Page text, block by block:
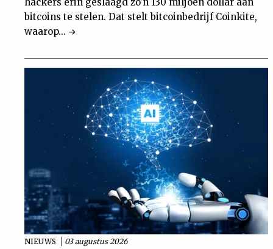
bitcoins te stelen. Dat stelt bitcoinbedrijf Coinkite,
waarop...
NIEUWS 03 augustus 2026